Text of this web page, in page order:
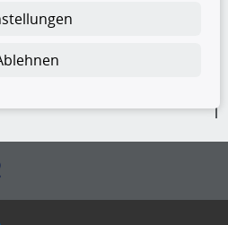
zu vervielfältigen, zu verbreiten
ausführen zu lassen. Ein
dar und wird verfolgt.
Onlineshop identifizierte Ersatzteil